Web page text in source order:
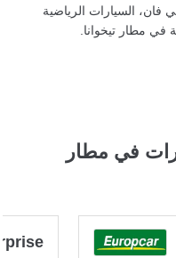
فان، السيارات الرياضية
في مطار تيخوانا.
في مطار